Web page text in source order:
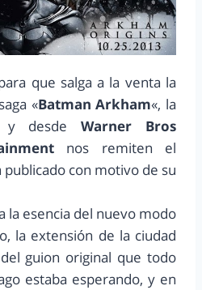
que salga a la venta la
«Batman Arkham«, la
y desdeWarner Bros
nos remiten el
con motivo de su
la esencia del nuevo modo
la extensión de la ciudad
guion original que todo
estaba esperando, y en